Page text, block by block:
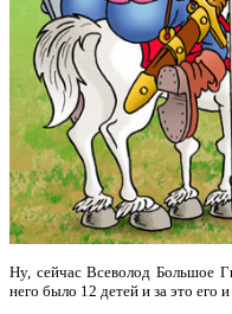
Ну, сейчас Всеволод Большое
него было 12 детей и за это его